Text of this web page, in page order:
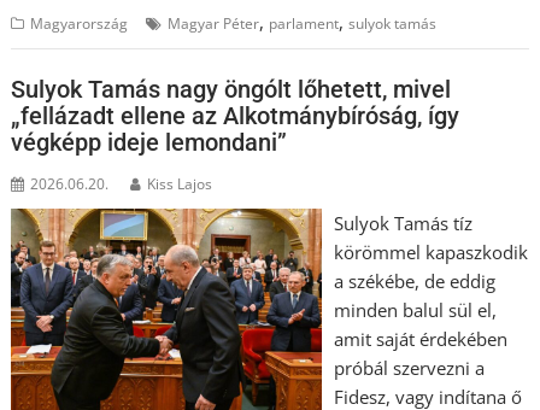
Magyarország Magyar Péter, parlament,sulyok tamás
Sulyok Tamás nagy öngólt lőhetett, mivel
„fellázadt ellene az Alkotmánybíróság, így
végképp ideje lemondani”
2026.06.20. Kiss Lajos
Sulyok Tamás tíz
körömmel kapaszkodik
a székébe, de eddig
minden balul sül el,
amit saját érdekében
próbál szervezni a
Fidesz, vagy indítana ő